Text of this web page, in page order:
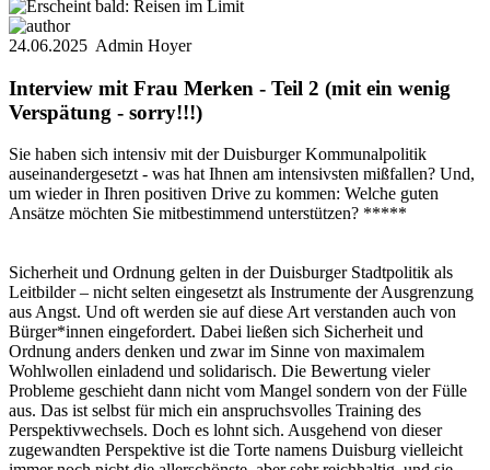
24.06.2025 Admin Hoyer
Interview mit Frau Merken - Teil 2 (mit ein wenig
Verspätung - sorry!!!)
Sie haben sich intensiv mit der Duisburger Kommunalpolitik
auseinandergesetzt - was hat Ihnen am intensivsten mißfallen? Und,
um wieder in Ihren positiven Drive zu kommen: Welche guten
Ansätze möchten Sie mitbestimmend unterstützen? *****
Sicherheit und Ordnung gelten in der Duisburger Stadtpolitik als
Leitbilder – nicht selten eingesetzt als Instrumente der Ausgrenzung
aus Angst. Und oft werden sie auf diese Art verstanden auch von
Bürger*innen eingefordert. Dabei ließen sich Sicherheit und
Ordnung anders denken und zwar im Sinne von maximalem
Wohlwollen einladend und solidarisch. Die Bewertung vieler
Probleme geschieht dann nicht vom Mangel sondern von der Fülle
aus. Das ist selbst für mich ein anspruchsvolles Training des
Perspektivwechsels. Doch es lohnt sich. Ausgehend von dieser
zugewandten Perspektive ist die Torte namens Duisburg vielleicht